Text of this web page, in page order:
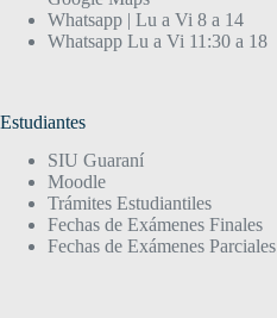
Whatsapp | Lu a Vi 8 a 14
Whatsapp Lu a Vi 11:30 a 18
Estudiantes
SIU Guaraní
Moodle
Trámites Estudiantiles
Fechas de Exámenes Finales
Fechas de Exámenes Parciales